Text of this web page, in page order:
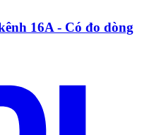
16A - Có đo dòng